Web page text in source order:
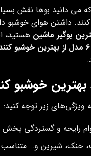
می دانید بوها نقش
داشتن هوای خوشبو
بوگیر ماشین هستید،
6 مدل از بهترین خوشبو کننده خودرو
خوشبو
ویژگی‌های زیر توجه کنید:
رایحه و گستردگی
خنک، شیرین و…